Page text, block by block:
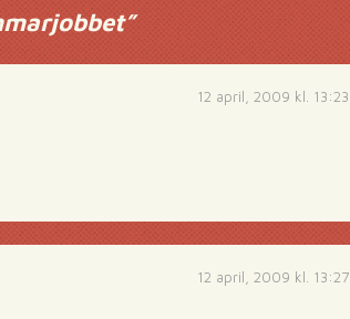
”
12 april, 2009 kl. 13:23
12 april, 2009 kl. 13:27